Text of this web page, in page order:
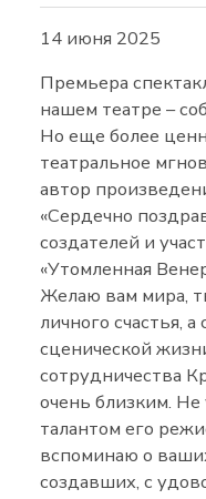
14 июня 2025
Премьера
нашем театре –
Но еще более
театральное
автор
«Сердечно
создателей и
«Утомленная
Желаю вам мира,
личного счастья,
сценической
сотрудничества
очень близким.
талантом его
вспоминаю о
создавших, с